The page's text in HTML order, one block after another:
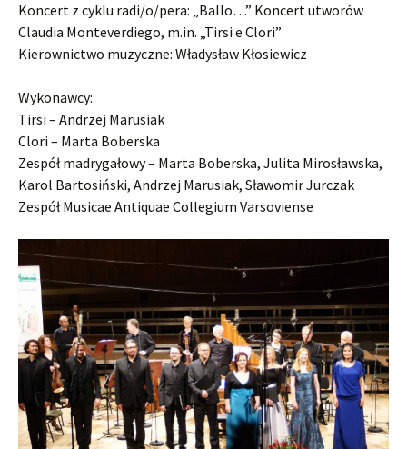
Koncert z cyklu radi/o/pera: „Ballo…” Koncert utworów
Claudia Monteverdiego, m.in. „Tirsi e Clori”
Kierownictwo muzyczne: Władysław Kłosiewicz
Wykonawcy:
Tirsi – Andrzej Marusiak
Clori – Marta Boberska
Zespół madrygałowy – Marta Boberska, Julita Mirosławska,
Karol Bartosiński, Andrzej Marusiak, Sławomir Jurczak
Zespół Musicae Antiquae Collegium Varsoviense